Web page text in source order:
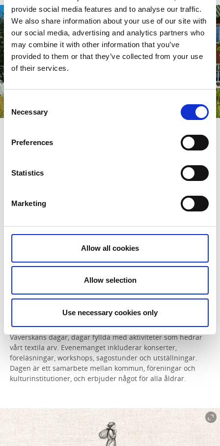
provide social media features and to analyse our traffic.
We also share information about your use of our site with
our social media, advertising and analytics partners who
may combine it with other information that you’ve
provided to them or that they’ve collected from your use
of their services.
Consent
Selection
Necessary
Preferences
Statistics
Marketing
Allow all cookies
Allow selection
Use necessary cookies only
Statyn "Väverskan" i Kinna
Framför Kinna bibliotek står bronsstatyn "Väverskan",
skapad av konstnären Britt-Marie Jern och invigd 1982.
Statyn föreställer en kvinna med sin vävlott på axeln, på väg
till förläggaren.
Omgiven av ängs- och hagmarksliknande
arbete bidrog till bygdens utveckling. Det är viktigt att
notera att statyn inte föreställer "Mor Kerstin", som ofta
felaktigt påstås, utan representerar alla väverskor i Mark.
En hyllning till det textila arvet
Varje år i maj firar vi Väverskans dag som 2026 blev
Väverskans dagar, dagar fyllda med aktiviteter som hedrar
vårt textila arv. Evenemanget inkluderar konserter,
föreläsningar, workshops, sagostunder och utställningar.
Dagen är ett samarbete mellan kommun, föreningar och
kulturinstitutioner, och erbjuder något för alla åldrar.